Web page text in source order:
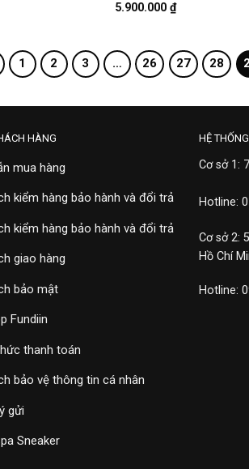
5.900.000 ₫
1 2 3 … 26 27 28
HÀNG
mua hàng
kiểm hàng bảo hành và đổi trả
kiểm hàng bảo hành và đổi trả
giao hàng
bảo mật
Fundiin
thanh toán
bảo vệ thông tin cá nhân
gửi
Sneaker
HỆ
Cơ sở 1:
Hotline:
Cơ sở 2:
Hồ Chí
Hotline: